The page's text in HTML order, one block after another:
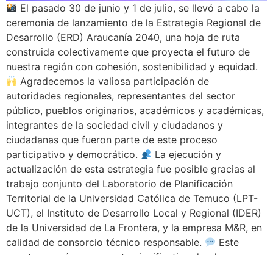
El pasado 30 de junio y 1 de julio, se llevó a cabo la
ceremonia de lanzamiento de la Estrategia Regional de
Desarrollo (ERD) Araucanía 2040, una hoja de ruta
construida colectivamente que proyecta el futuro de
nuestra región con cohesión, sostenibilidad y equidad.
Agradecemos la valiosa participación de
autoridades regionales, representantes del sector
público, pueblos originarios, académicos y académicas,
integrantes de la sociedad civil y ciudadanos y
ciudadanas que fueron parte de este proceso
participativo y democrático.
La ejecución y
actualización de esta estrategia fue posible gracias al
trabajo conjunto del Laboratorio de Planificación
Territorial de la Universidad Católica de Temuco (LPT-
UCT), el Instituto de Desarrollo Local y Regional (IDER)
de la Universidad de La Frontera, y la empresa M&R, en
calidad de consorcio técnico responsable.
Este